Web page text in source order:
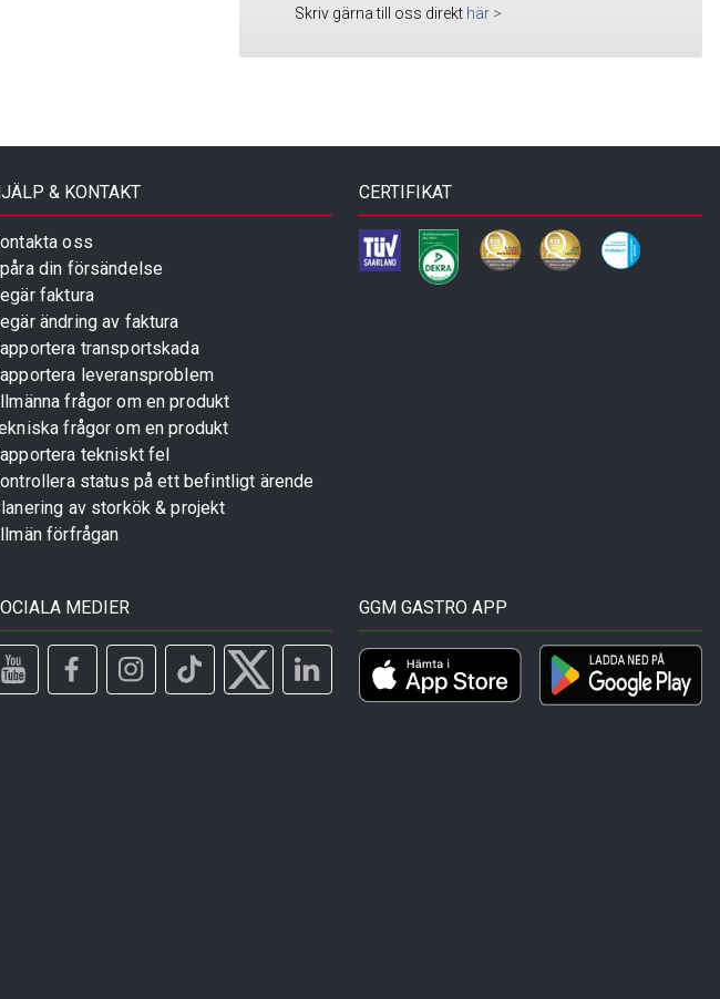
Skriv gärna till oss direkt här >
& KONTAKT
oss
din försändelse
faktura
ändring av faktura
transportskada
leveransproblem
frågor om en produkt
frågor om en produkt
tekniskt fel
status på ett befintligt ärende
av storkök & projekt
förfrågan
CERTIFIKAT
MEDIER GGM GASTRO APP